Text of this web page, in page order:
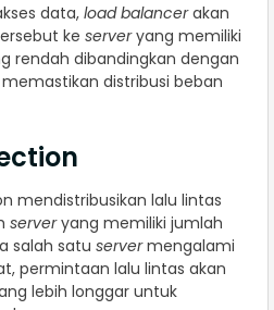
data, load balancerakan
ke serveryang memiliki
rendah dibandingkan dengan
distribusi beban
mendistribusikan lalu lintas
serveryang memiliki jumlah
salah satu servermengalami
permintaan lalu lintas akan
lebih longgar untuk